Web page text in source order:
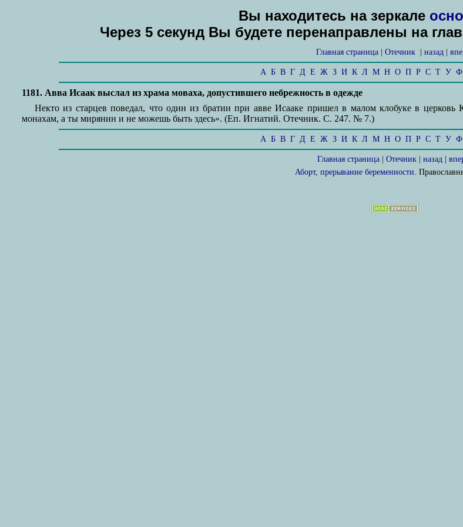
Вы находитесь на зеркале
Через 5 секунд Вы будете перенаправлены на
Главная страница| Отечник| назад|
А Б В Г Д Е Ж З И К Л М Н О П Р С Т У Ф
1181. Авва Исаак выслал из храма моваха, допустившего небрежность в одежде
Некто из старцев поведал, что один из братии при авве Исааке пришел в малом клобуке в церковь
монахам, а ты мирянин и не можешь быть здесь». (Еп. Игнатий. Отечник. С. 247. № 7.)
А Б В Г Д Е Ж З И К Л М Н О П Р С Т У Ф
Главная страница| Отечник| назад|
Аборт, прерывание беременности .